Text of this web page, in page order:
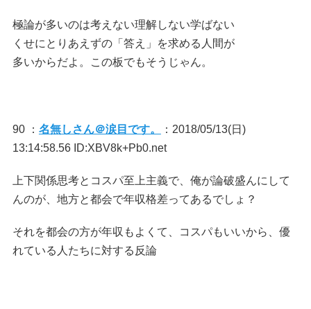
極論が多いのは考えない理解しない学ばない
くせにとりあえずの「答え」を求める人間が
多いからだよ。この板でもそうじゃん。
90 ： 名無しさん＠涙目です。
：2018/05/13(日)
13:14:58.56 ID:XBV8k+Pb0.net
上下関係思考とコスパ至上主義で、俺が論破盛んにして
んのが、地方と都会で年収格差ってあるでしょ？
それを都会の方が年収もよくて、コスパもいいから、優
れている人たちに対する反論